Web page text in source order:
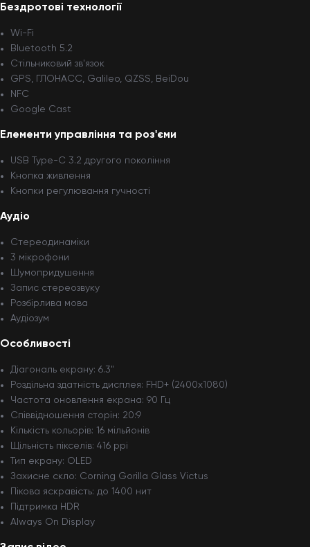
Бездротові технології
Wi-Fi
Bluetooth 5.2
Стільниковий зв'язок
GPS, ГЛОНАСС, Galileo, QZSS, BeiDou
NFC
Google Cast
Елементи управління та роз'єми
USB Type-C 3.2 другого покоління
Кнопка живлення
Кнопки регулювання гучності
Аудіо
Стереодинаміки
3 мікрофони
Шумопридушення
Запис стереозвуку
Розбірлива мова
Аудіозум
Особливості
Діагональ екрану: 6.3"
Роздільна здатність дисплея: FHD+ (2400x1080)
Частота оновлення екрана: 90 Гц
Співвідношення сторін: 20:9
Кількість кольорів: 16 мільйонів
Щільність пікселів: 416 ppi
Тип екрану: OLED
Захисне скло: Corning Gorilla Glass Victus
Пікова яскравість: до 1400 нит
Підтримка HDR
Always On Display